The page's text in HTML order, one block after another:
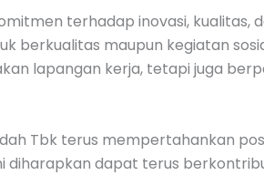
terhadap inovasi, kualitas,
berkualitas maupun kegiatan
lapangan kerja, tetapi juga
Tbk terus mempertahankan
diharapkan dapat terus